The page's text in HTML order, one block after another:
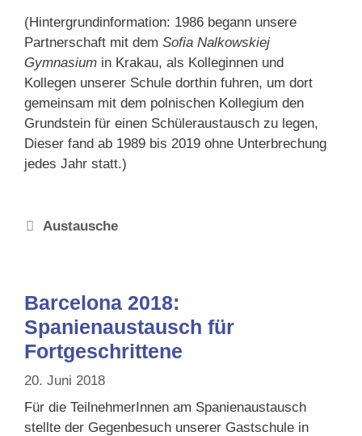
(Hintergrundinformation: 1986 begann unsere
Partnerschaft mit dem Sofia Nalkowskiej
Gymnasium in Krakau, als Kolleginnen und
Kollegen unserer Schule dorthin fuhren, um dort
gemeinsam mit dem polnischen Kollegium den
Grundstein für einen Schüleraustausch zu legen,
Dieser fand ab 1989 bis 2019 ohne Unterbrechung
jedes Jahr statt.)
Schlagwörter
Austausche
Barcelona 2018:
Spanienaustausch für
Fortgeschrittene
20. Juni 2018
Für die TeilnehmerInnen am Spanienaustausch
stellte der Gegenbesuch unserer Gastschule in